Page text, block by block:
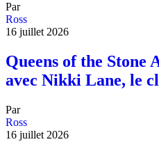
Par
Ross
16 juillet 2026
Queens of the Stone
avec Nikki Lane, le
Par
Ross
16 juillet 2026